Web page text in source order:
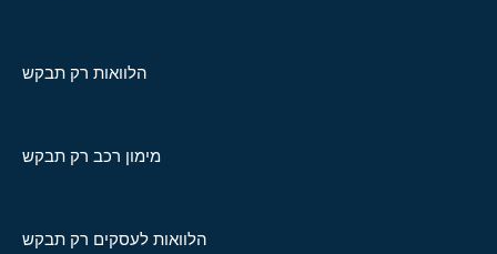
הלוואות רק תבקש
מימון רכב רק תבקש
הלוואות לעסקים רק תבקש